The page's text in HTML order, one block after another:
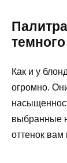
Как и у
огромно.
выбранные
оттенок вам